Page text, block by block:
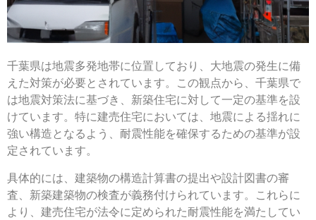
千葉県は地震多発地帯に位置しており、大地震の発生に備
えた対策が必要とされています。この観点から、千葉県で
は地震対策法に基づき、新築住宅に対して一定の基準を設
けています。特に建売住宅においては、地震による揺れに
強い構造となるよう、耐震性能を確保するための基準が設
定されています。
具体的には、建築物の構造計算書の提出や設計図書の審
査、新築建築物の検査が義務付けられています。これらに
より、建売住宅が法令に定められた耐震性能を満たしてい